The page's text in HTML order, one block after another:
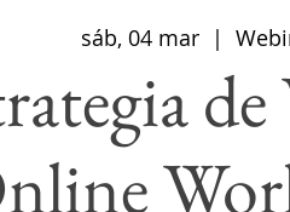
sáb, 04 mar
  |
de